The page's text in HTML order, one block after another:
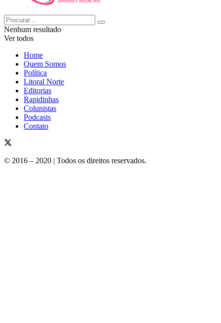
Nenhum resultado
Ver todos
Home
Quem Somos
Política
Litoral Norte
Editorias
Rapidinhas
Colunistas
Podcasts
Contato
© 2016 – 2020 | Todos os direitos reservados.